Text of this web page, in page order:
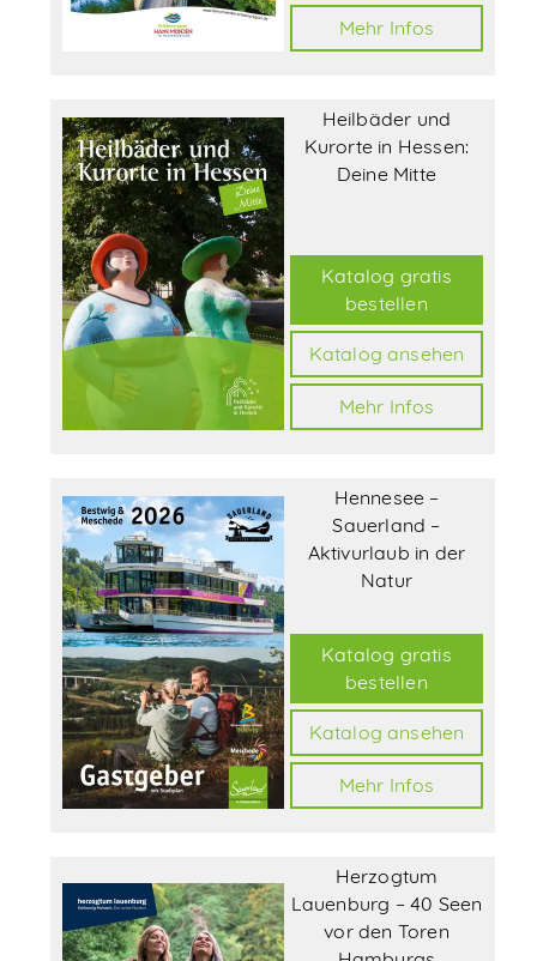
Mehr Infos
Heilbäder und
Kurorte in Hessen:
Deine Mitte
Katalog gratis
bestellen
Katalog ansehen
Mehr Infos
Hennesee –
Sauerland –
Aktivurlaub in der
Natur
Katalog gratis
bestellen
Katalog ansehen
Mehr Infos
Herzogtum
Lauenburg – 40 Seen
vor den Toren